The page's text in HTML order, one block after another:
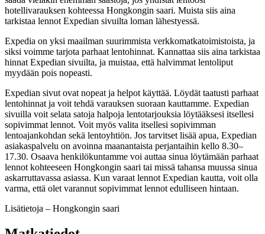
hotellivarauksen kohteessa Hongkongin saari. Muista siis aina
tarkistaa lennot Expedian sivuilta loman lähestyessä.
Expedia on yksi maailman suurimmista verkkomatkatoimistoista, ja
siksi voimme tarjota parhaat lentohinnat. Kannattaa siis aina tarkistaa
hinnat Expedian sivuilta, ja muistaa, että halvimmat lentoliput
myydään pois nopeasti.
Expedian sivut ovat nopeat ja helpot käyttää. Löydät taatusti parhaat
lentohinnat ja voit tehdä varauksen suoraan kauttamme. Expedian
sivuilla voit selata satoja halpoja lentotarjouksia löytääksesi itsellesi
sopivimmat lennot. Voit myös valita itsellesi sopivimman
lentoajankohdan sekä lentoyhtiön. Jos tarvitset lisää apua, Expedian
asiakaspalvelu on avoinna maanantaista perjantaihin kello 8.30–
17.30. Osaava henkilökuntamme voi auttaa sinua löytämään parhaat
lennot kohteeseen Hongkongin saari tai missä tahansa muussa sinua
askarruttavassa asiassa. Kun varaat lennot Expedian kautta, voit olla
varma, että olet varannut sopivimmat lennot edulliseen hintaan.
Lisätietoja – Hongkongin saari